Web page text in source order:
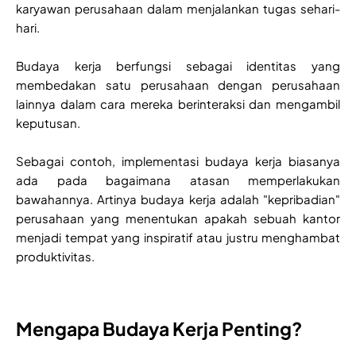
karyawan perusahaan dalam menjalankan tugas sehari-
hari.
Budaya kerja berfungsi sebagai identitas yang
membedakan satu perusahaan dengan perusahaan
lainnya dalam cara mereka berinteraksi dan mengambil
keputusan.
Sebagai contoh, implementasi budaya kerja biasanya
ada pada bagaimana atasan memperlakukan
bawahannya. Artinya budaya kerja adalah "kepribadian"
perusahaan yang menentukan apakah sebuah kantor
menjadi tempat yang inspiratif atau justru menghambat
produktivitas.
Mengapa Budaya Kerja Penting?